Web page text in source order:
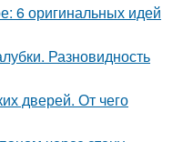
6 оригинальных идей
Разновидность
дверей. От чего